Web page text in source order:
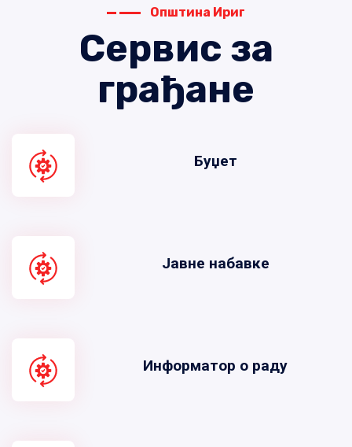
Општина Ириг
Сервис за
грађане
Буџет
Јавне набавке
Информатор о раду